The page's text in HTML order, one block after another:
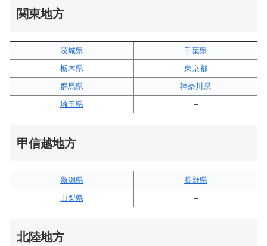
関東地方
茨城県
千葉県
栃木県
東京都
群馬県
神奈川県
埼玉県
–
甲信越地方
新潟県
長野県
山梨県
–
北陸地方